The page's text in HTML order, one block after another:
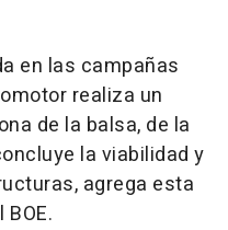
en las campañas
realiza un
de la balsa, de la
la viabilidad y
agrega esta